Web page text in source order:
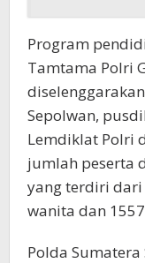
Program
Tamtama Polri
Sepolwan,
Lemdiklat Polri
jumlah peserta
yang terdiri
wanita dan
Polda